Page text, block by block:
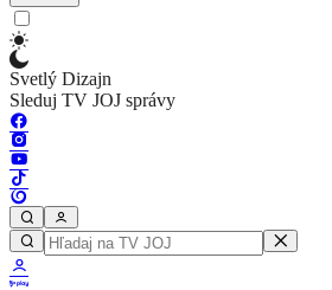
Svetlý Dizajn
Sleduj TV JOJ správy